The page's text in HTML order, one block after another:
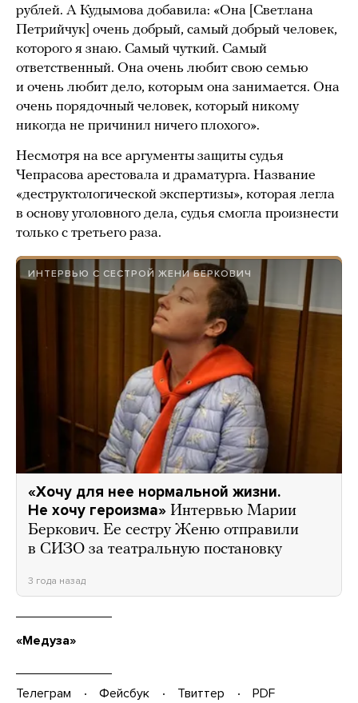
рублей. А Кудымова добавила: «Она [Светлана
Петрийчук] очень добрый, самый добрый человек,
которого я знаю. Самый чуткий. Самый
ответственный. Она очень любит свою семью
и очень любит дело, которым она занимается. Она
очень порядочный человек, который никому
никогда не причинил ничего плохого».
Несмотря на все аргументы защиты судья
Чепрасова арестовала и драматурга. Название
«деструктологической экспертизы», которая легла
в основу уголовного дела, судья смогла произнести
только с третьего раза.
ИНТЕРВЬЮ С СЕСТРОЙ ЖЕНИ БЕРКОВИЧ
«Хочу для нее нормальной жизни.
Не хочу героизма» Интервью Марии
Беркович. Ее сестру Женю отправили
в СИЗО за театральную постановку
3 года назад
«Медуза»
Телеграм Фейсбук Твиттер
PDF